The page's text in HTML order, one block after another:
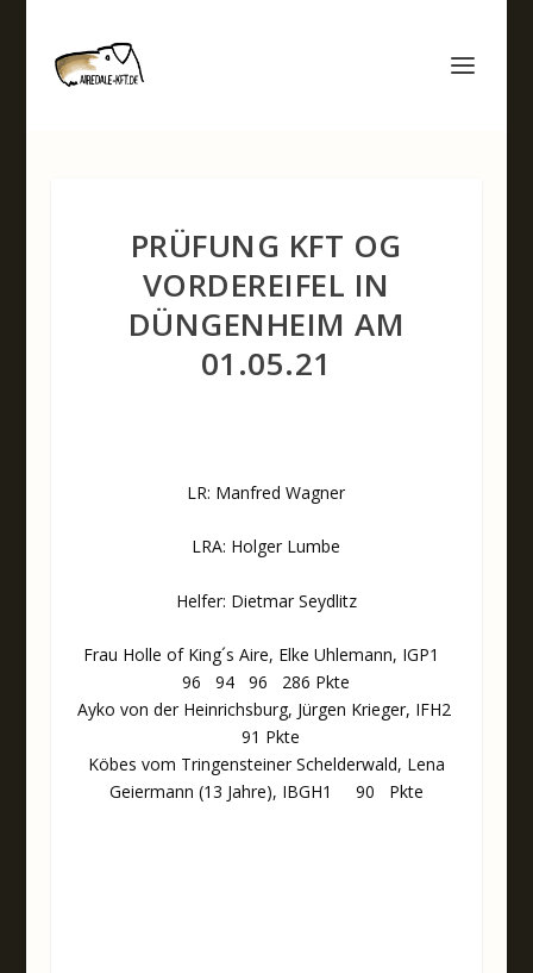
PRÜFUNG KFT OG
VORDEREIFEL IN
DÜNGENHEIM AM
01.05.21
LR: Manfred Wagner
LRA: Holger Lumbe
Helfer: Dietmar Seydlitz
Frau Holle of King´s Aire, Elke Uhlemann, IGP1
96 94 96 286 Pkte
Ayko von der Heinrichsburg, Jürgen Krieger, IFH2
91 Pkte
Köbes vom Tringensteiner Schelderwald, Lena
Geiermann (13 Jahre), IBGH1 90 Pkte